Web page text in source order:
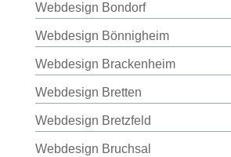
Webdesign Bondorf
Webdesign Bönnigheim
Webdesign Brackenheim
Webdesign Bretten
Webdesign Bretzfeld
Webdesign Bruchsal